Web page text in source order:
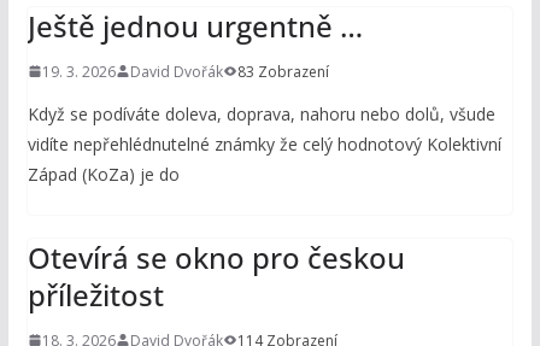
Ještě jednou urgentně …
19. 3. 2026 David Dvořák 83 Zobrazení
Když se podíváte doleva, doprava, nahoru nebo dolů, všude
vidíte nepřehlédnutelné známky že celý hodnotový Kolektivní
Západ (KoZa) je do
Otevírá se okno pro českou
příležitost
18. 3. 2026 David Dvořák 114 Zobrazení